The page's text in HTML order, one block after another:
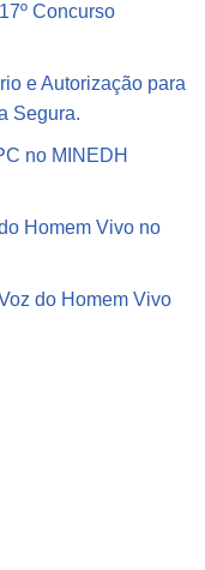
17º Concurso
e Autorização para
Segura.
no MINEDH
Homem Vivo no
do Homem Vivo